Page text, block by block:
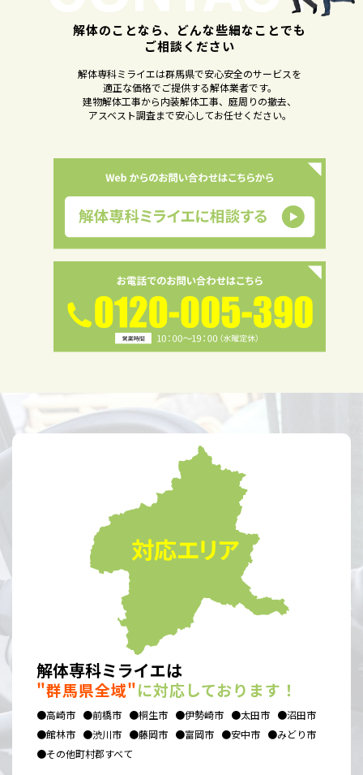
解体のことなら、どんな些細なことでも
ご相談ください
解体専科ミライエは群馬県で安心安全のサービスを
適正な価格でご提供する解体業者です。
建物解体工事から内装解体工事、庭周りの撤去、
アスベスト調査まで安心してお任せください。
解体専科ミライエは
"群馬県全域"に対応しております！
●高崎市 ●前橋市 ●桐生市 ●伊勢崎市 ●太田市 ●沼田市
●館林市 ●渋川市 ●藤岡市 ●富岡市 ●安中市 ●みどり市
●その他町村郡すべて